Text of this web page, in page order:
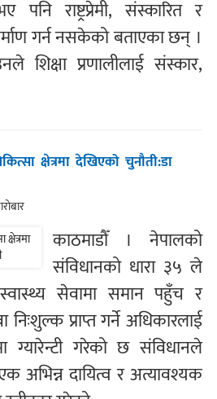
पनि राष्ट्रप्रेमी, संस्कारित र
गर्न नसकेको बताएका छन् ।
शिक्षा प्रणालीलाई संस्कार,
क्षेत्रमा देखिएको चुनौती:डा
काठमाडौँ । नेपालको
संविधानको धारा ३५ ले
सेवामा समान पहुँच र
प्राप्त गर्ने अधिकारलाई
गरेको छ संविधानले
अभिन्न दायित्व र अत्यावश्यक